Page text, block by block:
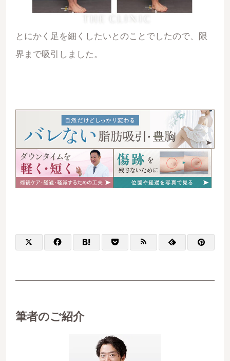
とにかく足を細くしたいとのことでしたので、限
界まで吸引しました。
筆者のご紹介